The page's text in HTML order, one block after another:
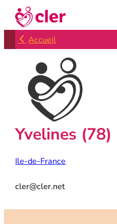
Aller
contenuAccueil
Yvelines (78)
Ile-de-France
cler@cler.net